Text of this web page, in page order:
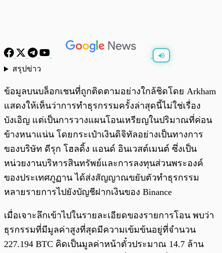
สรุปข่าว
ข้อมูลบนบล็อกเชนที่ถูกติดตามอย่างใกล้ชิดโดย Arkham
แสดงให้เห็นว่าการทำธุรกรรมครั้งล่าสุดนี้ไม่ใช่เรื่อง
บังเอิญ แต่เป็นการวางแผนโอนเหรียญในปริมาณที่ค่อน
ข้างหนาแน่น โดยกระเป๋าเงินดิจิทัลอย่างเป็นทางการ
ของบริษัท ดีรุก โฮลดิ้ง แอนด์ อินเวสต์เมนต์ ซึ่งเป็น
หน่วยงานบริหารสินทรัพย์และการลงทุนส่วนพระองค์
ของประเทศภูฏาน ได้ส่งสัญญาณขยับตัวทำธุรกรรม
หลายรายการไปยังบัญชีฝากเงินของ Binance
เมื่อเจาะลึกเข้าไปในรายละเอียดของรายการโอน พบว่า
ธุรกรรมที่มีมูลค่าสูงที่สุดมีความเข้มข้นอยู่ที่จำนวน
227.194 BTC คิดเป็นมูลค่าหน้าตั๋วประมาณ 14.7 ล้าน